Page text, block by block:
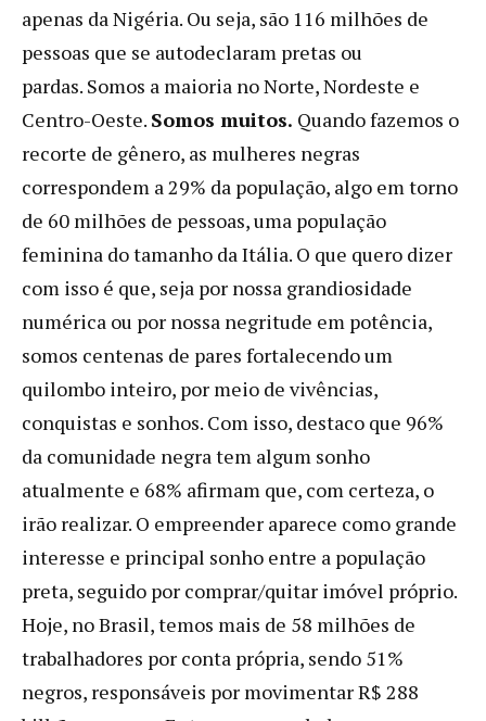
apenas da Nigéria. Ou seja, são 116 milhões de
pessoas que se autodeclaram pretas ou
pardas. Somos a maioria no Norte, Nordeste e
Centro-Oeste. Somos muitos. Quando fazemos o
recorte de gênero, as mulheres negras
correspondem a 29% da população, algo em torno
de 60 milhões de pessoas, uma população
feminina do tamanho da Itália. O que quero dizer
com isso é que, seja por nossa grandiosidade
numérica ou por nossa negritude em potência,
somos centenas de pares fortalecendo um
quilombo inteiro, por meio de vivências,
conquistas e sonhos. Com isso, destaco que 96%
da comunidade negra tem algum sonho
atualmente e 68% afirmam que, com certeza, o
irão realizar. O empreender aparece como grande
interesse e principal sonho entre a população
preta, seguido por comprar/quitar imóvel próprio.
Hoje, no Brasil, temos mais de 58 milhões de
trabalhadores por conta própria, sendo 51%
negros, responsáveis por movimentar R$ 288